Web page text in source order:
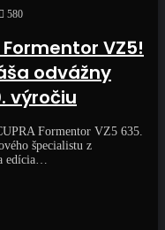
580
Formentor VZ5!
odvážny
výročiu
Formentor VZ5 635.
špecialistu z
edícia…